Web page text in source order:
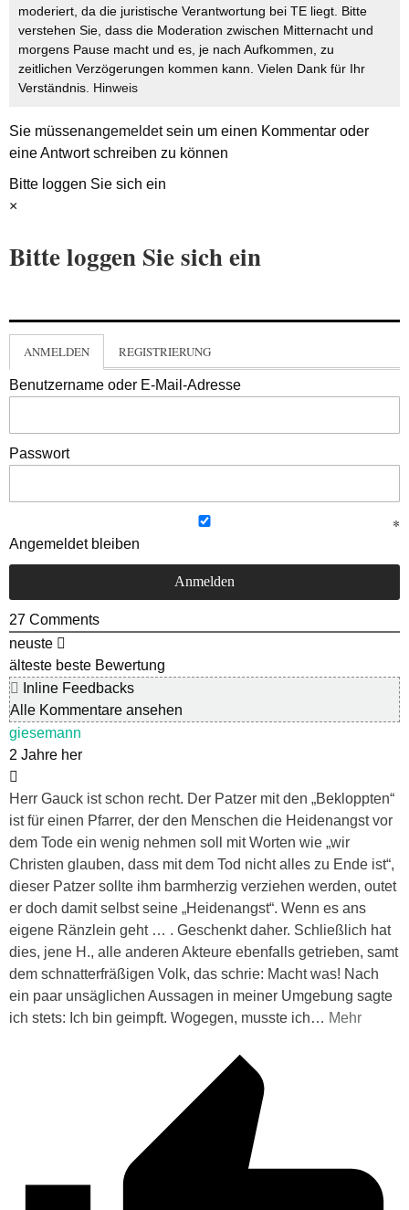
moderiert, da die juristische Verantwortung bei TE liegt. Bitte
verstehen Sie, dass die Moderation zwischen Mitternacht und
morgens Pause macht und es, je nach Aufkommen, zu
zeitlichen Verzögerungen kommen kann. Vielen Dank für Ihr
Verständnis. Hinweis
Sie müssenangemeldetsein um einen Kommentar oder
eine Antwort schreiben zu können
Bitte loggen Sie sich ein
×
Bitte loggen Sie sich ein
ANMELDEN REGISTRIERUNG
Benutzername oder E-Mail-Adresse
Passwort
Angemeldet bleiben
27 Comments
neuste
älteste beste Bewertung
Inline Feedbacks
Alle Kommentare ansehen
giesemann
2 Jahre her
Herr Gauck ist schon recht. Der Patzer mit den „Bekloppten“
ist für einen Pfarrer, der den Menschen die Heidenangst vor
dem Tode ein wenig nehmen soll mit Worten wie „wir
Christen glauben, dass mit dem Tod nicht alles zu Ende ist“,
dieser Patzer sollte ihm barmherzig verziehen werden, outet
er doch damit selbst seine „Heidenangst“. Wenn es ans
eigene Ränzlein geht … . Geschenkt daher. Schließlich hat
dies, jene H., alle anderen Akteure ebenfalls getrieben, samt
dem schnatterfräßigen Volk, das schrie: Macht was! Nach
ein paar unsäglichen Aussagen in meiner Umgebung sagte
ich stets: Ich bin geimpft. Wogegen, musste ich… Mehr